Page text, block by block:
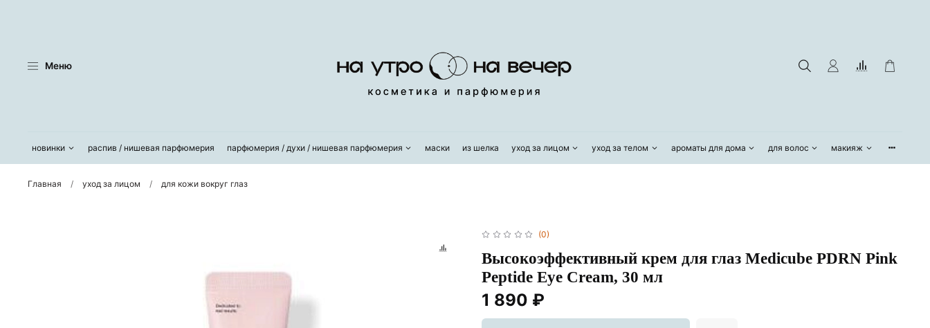
Меню
новинки распив / нишевая парфюмерия парфюмерия / духи / нишевая парфюмерия маски из шелка уход за лицом уход за телом ароматы для дома для волос макияж
Главная уход за лицом для кожи вокруг глаз
(0)
Высокоэффективный крем для глаз Medicube PDRN Pink
Peptide Eye Cream, 30 мл
1 890 ₽